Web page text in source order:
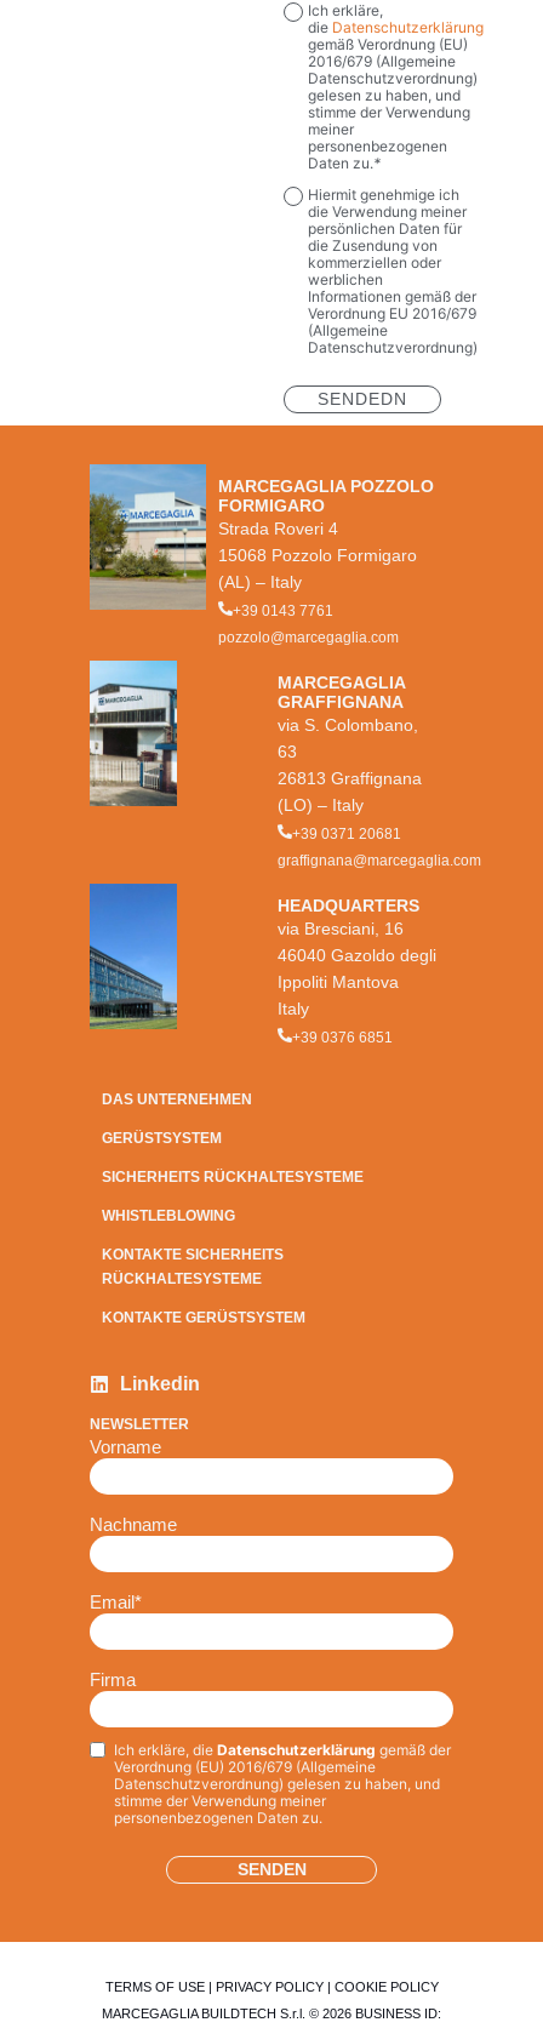
Privacy*
Ich erkläre,
die Datenschutzerklärung
gemäß Verordnung (EU)
2016/679 (Allgemeine
Datenschutzverordnung)
gelesen zu haben, und
stimme der Verwendung
meiner
personenbezogenen
Daten zu.*
Marketing
Hiermit genehmige ich
die Verwendung meiner
persönlichen Daten für
die Zusendung von
kommerziellen oder
werblichen
Informationen gemäß der
Verordnung EU 2016/679
(Allgemeine
Datenschutzverordnung)
MARCEGAGLIA POZZOLO
FORMIGARO
Strada Roveri 4
15068 Pozzolo Formigaro
(AL) – Italy
+39 0143 7761
pozzolo@marcegaglia.com
MARCEGAGLIA
GRAFFIGNANA
via S. Colombano,
63
26813 Graffignana
(LO) – Italy
+39 0371 20681
graffignana@marcegaglia.com
HEADQUARTERS
via Bresciani, 16
46040 Gazoldo degli
Ippoliti Mantova
Italy
+39 0376 6851
DAS UNTERNEHMEN
GERÜSTSYSTEM
SICHERHEITS RÜCKHALTESYSTEME
WHISTLEBLOWING
KONTAKTE SICHERHEITS
RÜCKHALTESYSTEME
KONTAKTE GERÜSTSYSTEM
Linkedin
NEWSLETTER
Vorname
Nachname
Email*
Firma
Privacy*
Ich erkläre, die Datenschutzerklärung gemäß der
Verordnung (EU) 2016/679 (Allgemeine
Datenschutzverordnung) gelesen zu haben, und
stimme der Verwendung meiner
personenbezogenen Daten zu.
TERMS OF USE| PRIVACY POLICY| COOKIE POLICY
MARCEGAGLIA BUILDTECH S.r.l. © 2026 BUSINESS ID: